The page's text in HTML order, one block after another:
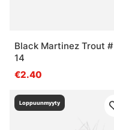
Black Martinez Trout #
14
€2.40
Loppuunmyyty